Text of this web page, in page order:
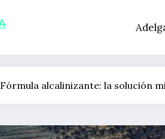
Fórmula alcalinizante: la solución